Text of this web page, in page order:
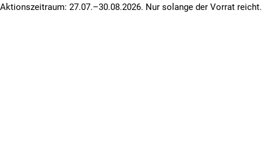
Aktionszeitraum: 27.07.–30.08.2026. Nur solange der Vorrat reicht.